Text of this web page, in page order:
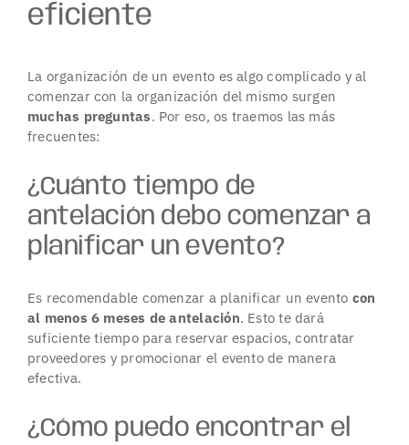
eficiente
La organización de un evento es algo complicado y al
comenzar con la organización del mismo surgen
muchas preguntas. Por eso, os traemos las más
frecuentes:
¿Cuánto tiempo de
antelación debo comenzar a
planificar un evento?
Es recomendable comenzar a planificar un evento con
al menos 6 meses de antelación. Esto te dará
suficiente tiempo para reservar espacios, contratar
proveedores y promocionar el evento de manera
efectiva.
¿Cómo puedo encontrar el